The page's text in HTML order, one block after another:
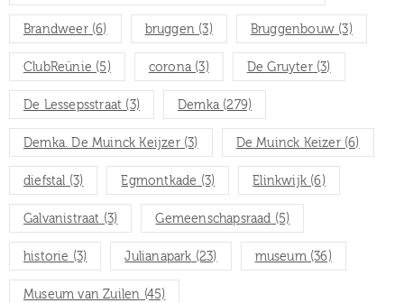
Brandweer(6) bruggen (3) Bruggenbouw (3)
ClubReünie (5) corona (3) De Gruyter(3)
De Lessepsstraat (3) Demka (279)
Demka. De Muinck Keijzer(3) De Muinck Keizer(6)
diefstal (3) Egmontkade (3) Elinkwijk (6)
Galvanistraat (3) Gemeenschapsraad (5)
historie (3) Julianapark (23) museum(36)
Museum van Zuilen (45)